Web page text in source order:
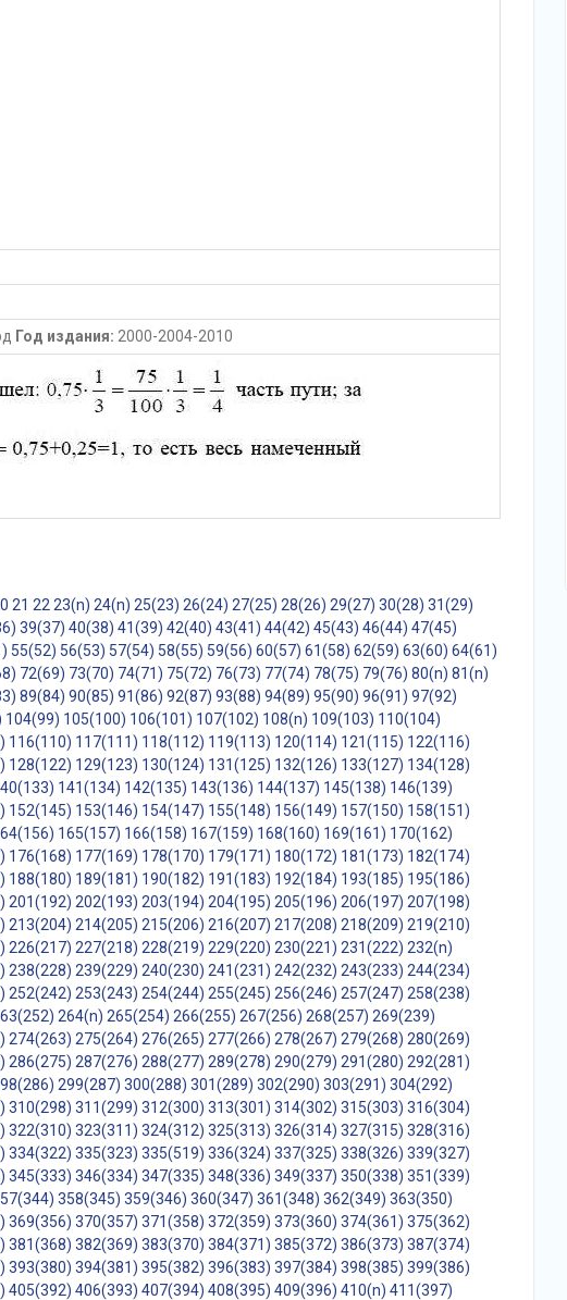
Год издания: 2000-2004-2010
21 22 23(n) 24(n) 25(23) 26(24) 27(25) 28(26) 29(27) 30(28) 31(29)
39(37) 40(38) 41(39) 42(40) 43(41) 44(42) 45(43) 46(44) 47(45)
55(52) 56(53) 57(54) 58(55) 59(56) 60(57) 61(58) 62(59) 63(60) 64(61)
72(69) 73(70) 74(71) 75(72) 76(73) 77(74) 78(75) 79(76) 80(n) 81(n)
89(84) 90(85) 91(86) 92(87) 93(88) 94(89) 95(90) 96(91) 97(92)
104(99) 105(100) 106(101) 107(102) 108(n) 109(103) 110(104)
116(110) 117(111) 118(112) 119(113) 120(114) 121(115) 122(116)
128(122) 129(123) 130(124) 131(125) 132(126) 133(127) 134(128)
141(134) 142(135) 143(136) 144(137) 145(138) 146(139)
152(145) 153(146) 154(147) 155(148) 156(149) 157(150) 158(151)
165(157) 166(158) 167(159) 168(160) 169(161) 170(162)
176(168) 177(169) 178(170) 179(171) 180(172) 181(173) 182(174)
188(180) 189(181) 190(182) 191(183) 192(184) 193(185) 195(186)
201(192) 202(193) 203(194) 204(195) 205(196) 206(197) 207(198)
213(204) 214(205) 215(206) 216(207) 217(208) 218(209) 219(210)
226(217) 227(218) 228(219) 229(220) 230(221) 231(222) 232(n)
238(228) 239(229) 240(230) 241(231) 242(232) 243(233) 244(234)
252(242) 253(243) 254(244) 255(245) 256(246) 257(247) 258(238)
264(n) 265(254) 266(255) 267(256) 268(257) 269(239)
274(263) 275(264) 276(265) 277(266) 278(267) 279(268) 280(269)
286(275) 287(276) 288(277) 289(278) 290(279) 291(280) 292(281)
299(287) 300(288) 301(289) 302(290) 303(291) 304(292)
310(298) 311(299) 312(300) 313(301) 314(302) 315(303) 316(304)
322(310) 323(311) 324(312) 325(313) 326(314) 327(315) 328(316)
334(322) 335(323) 335(519) 336(324) 337(325) 338(326) 339(327)
345(333) 346(334) 347(335) 348(336) 349(337) 350(338) 351(339)
358(345) 359(346) 360(347) 361(348) 362(349) 363(350)
369(356) 370(357) 371(358) 372(359) 373(360) 374(361) 375(362)
381(368) 382(369) 383(370) 384(371) 385(372) 386(373) 387(374)
393(380) 394(381) 395(382) 396(383) 397(384) 398(385) 399(386)
405(392) 406(393) 407(394) 408(395) 409(396) 410(n) 411(397)